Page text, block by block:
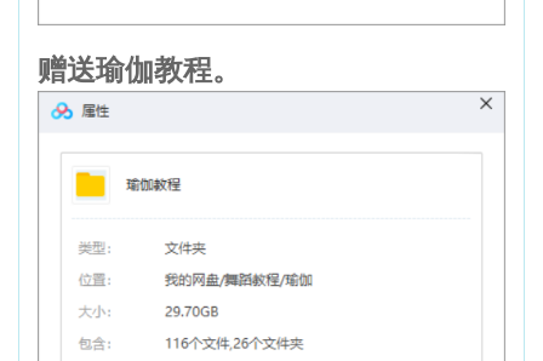
赠送瑜伽教程。